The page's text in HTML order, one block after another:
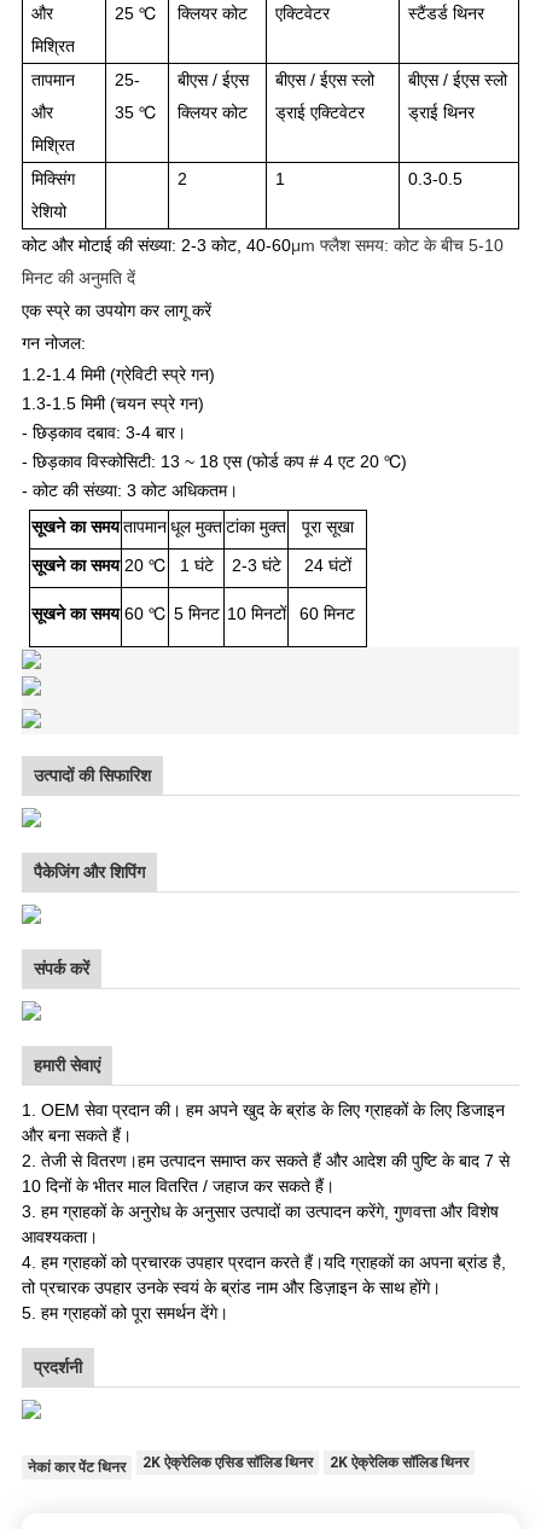
और
मिश्रित
25 ℃ क्लियर कोट एक्टिवेटर स्टैंडर्ड थिनर
तापमान
और
मिश्रित
25-
35 ℃
बीएस / ईएस
क्लियर कोट
बीएस / ईएस स्लो
ड्राई एक्टिवेटर
बीएस / ईएस स्लो
ड्राई थिनर
मिक्सिंग
रेशियो
2 1 0.3-0.5
कोट और मोटाई की संख्या: 2-3 कोट, 40-60μm फ्लैश समय: कोट के बीच 5-10
मिनट की अनुमति दें
एक स्प्रे का उपयोग कर लागू करें
गन नोजल:
1.2-1.4 मिमी (ग्रेविटी स्प्रे गन)
1.3-1.5 मिमी (चयन स्प्रे गन)
- छिड़काव दबाव: 3-4 बार।
- छिड़काव विस्कोसिटी: 13 ~ 18 एस (फोर्ड कप # 4 एट 20 ℃)
- कोट की संख्या: 3 कोट अधिकतम।
सूखने का समयतापमानधूल मुक्तटांका मुक्त
पूरा सूखा
सूखने का समय 20 ℃ 1 घंटे 2-3 घंटे 24 घंटों
सूखने का समय 60 ℃ 5 मिनट 10 मिनटों 60 मिनट
उत्पादों की सिफारिश
पैकेजिंग और शिपिंग
संपर्क करें
हमारी सेवाएं
1. OEM सेवा प्रदान की। हम अपने खुद के ब्रांड के लिए ग्राहकों के लिए डिजाइन
और बना सकते हैं।
2. तेजी से वितरण।हम उत्पादन समाप्त कर सकते हैं और आदेश की पुष्टि के बाद 7 से
10 दिनों के भीतर माल वितरित / जहाज कर सकते हैं।
3. हम ग्राहकों के अनुरोध के अनुसार उत्पादों का उत्पादन करेंगे, गुणवत्ता और विशेष
आवश्यकता।
4. हम ग्राहकों को प्रचारक उपहार प्रदान करते हैं।यदि ग्राहकों का अपना ब्रांड है,
तो प्रचारक उपहार उनके स्वयं के ब्रांड नाम और डिज़ाइन के साथ होंगे।
5. हम ग्राहकों को पूरा समर्थन देंगे।
प्रदर्शनी
नेकां कार पेंट थिनर 2K ऐक्रेलिक एसिड सॉलिड थिनर 2K ऐक्रेलिक सॉलिड थिनर